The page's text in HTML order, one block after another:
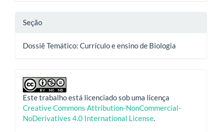
Seção
Dossiê Temático: Currículo e ensino de Biologia
Este trabalho está licenciado sob uma licença
Creative Commons Attribution-NonCommercial-
NoDerivatives 4.0 International License.